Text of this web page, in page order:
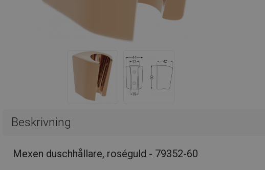
Beskrivning
Mexen duschhållare, roséguld - 79352-60